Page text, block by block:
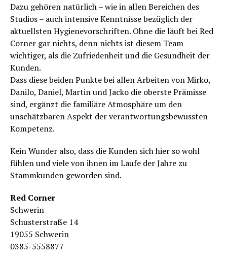
Dazu gehören natürlich – wie in allen Bereichen des
Studios – auch intensive Kenntnisse bezüglich der
aktuellsten Hygienevorschriften. Ohne die läuft bei Red
Corner gar nichts, denn nichts ist diesem Team
wichtiger, als die Zufriedenheit und die Gesundheit der
Kunden.
Dass diese beiden Punkte bei allen Arbeiten von Mirko,
Danilo, Daniel, Martin und Jacko die oberste Prämisse
sind, ergänzt die familiäre Atmosphäre um den
unschätzbaren Aspekt der verantwortungsbewussten
Kompetenz.
Kein Wunder also, dass die Kunden sich hier so wohl
fühlen und viele von ihnen im Laufe der Jahre zu
Stammkunden geworden sind.
Red Corner
Schwerin
Schusterstraße 14
19055 Schwerin
0385-5558877